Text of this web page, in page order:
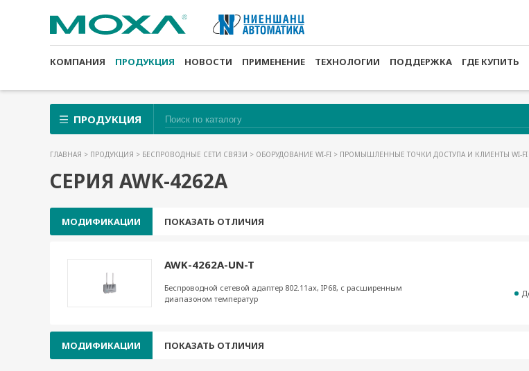
КОМПАНИЯ ПРОДУКЦИЯ НОВОСТИ ПРИМЕНЕНИЕ ТЕХНОЛОГИИ ПОДДЕРЖКА ГДЕ КУПИТЬ
ПРОДУКЦИЯ
ГЛАВНАЯ > ПРОДУКЦИЯ > БЕСПРОВОДНЫЕ СЕТИ СВЯЗИ > ОБОРУДОВАНИЕ WI-FI > ПРОМЫШЛЕННЫЕ ТОЧКИ ДОСТУПА И КЛИЕНТЫ WI-FI
СЕРИЯ AWK-4262А
МОДИФИКАЦИИ ПОКАЗАТЬ ОТЛИЧИЯ
AWK-4262A-UN-T
Беспроводной сетевой адаптер 802.11ax, IP68, с расширенным
диапазоном температур
МОДИФИКАЦИИ ПОКАЗАТЬ ОТЛИЧИЯ